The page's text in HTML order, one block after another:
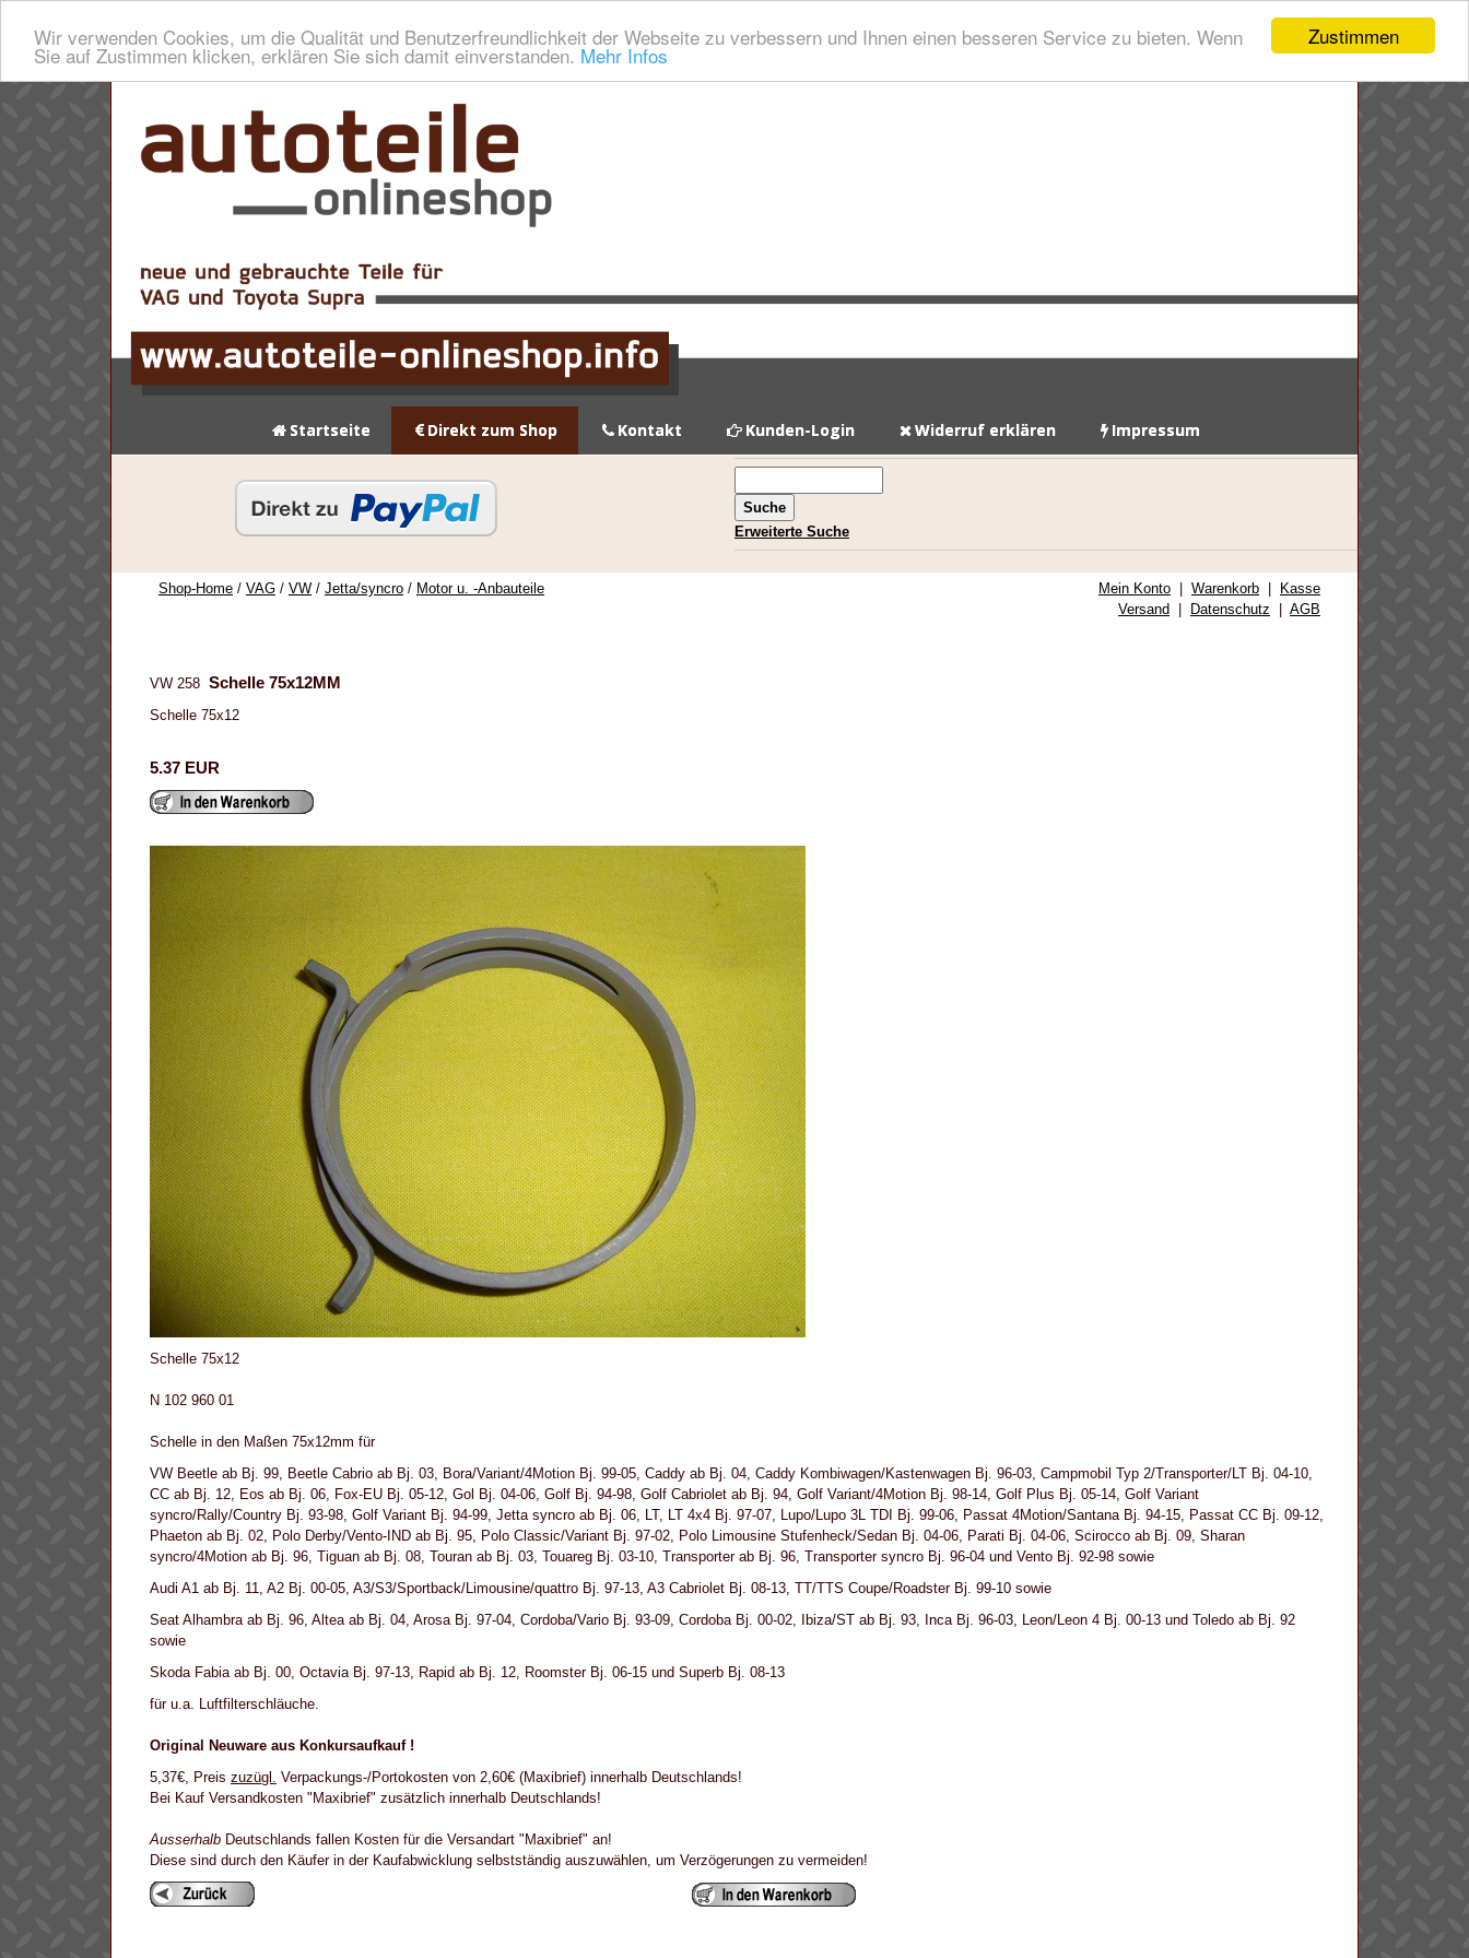
Zustimmen
Wir verwenden Cookies, um die Qualität und Benutzerfreundlichkeit der Webseite zu verbessern und Ihnen einen besseren Service zu bieten. Wenn
Sie auf Zustimmen klicken, erklären Sie sich damit einverstanden. Mehr Infos
Startseite Direkt zum Shop Kontakt Kunden-Login Widerruf erklären Impressum
Erweiterte Suche
Shop-Home / VAG / VW / Jetta/syncro / Motor u. -Anbauteile Mein Konto Warenkorb
Kasse
Versand
Datenschutz AGB
VW 258 Schelle 75x12MM
Schelle 75x12
5.37 EUR
Schelle 75x12
N 102 960 01
Schelle in den Maßen 75x12mm für
VW Beetle ab Bj. 99, Beetle Cabrio ab Bj. 03, Bora/Variant/4Motion Bj. 99-05, Caddy ab Bj. 04, Caddy Kombiwagen/Kastenwagen Bj. 96-03, Campmobil Typ 2/Transporter/LT Bj. 04-10,
CC ab Bj. 12, Eos ab Bj. 06, Fox-EU Bj. 05-12, Gol Bj. 04-06, Golf Bj. 94-98, Golf Cabriolet ab Bj. 94, Golf Variant/4Motion Bj. 98-14, Golf Plus Bj. 05-14, Golf Variant
syncro/Rally/Country Bj. 93-98, Golf Variant Bj. 94-99, Jetta syncro ab Bj. 06, LT, LT 4x4 Bj. 97-07, Lupo/Lupo 3L TDI Bj. 99-06, Passat 4Motion/Santana Bj. 94-15, Passat CC Bj. 09-12,
Phaeton ab Bj. 02, Polo Derby/Vento-IND ab Bj. 95, Polo Classic/Variant Bj. 97-02, Polo Limousine Stufenheck/Sedan Bj. 04-06, Parati Bj. 04-06, Scirocco ab Bj. 09, Sharan
syncro/4Motion ab Bj. 96, Tiguan ab Bj. 08, Touran ab Bj. 03, Touareg Bj. 03-10, Transporter ab Bj. 96, Transporter syncro Bj. 96-04 und Vento Bj. 92-98 sowie
Audi A1 ab Bj. 11, A2 Bj. 00-05, A3/S3/Sportback/Limousine/quattro Bj. 97-13, A3 Cabriolet Bj. 08-13, TT/TTS Coupe/Roadster Bj. 99-10 sowie
Seat Alhambra ab Bj. 96, Altea ab Bj. 04, Arosa Bj. 97-04, Cordoba/Vario Bj. 93-09, Cordoba Bj. 00-02, Ibiza/ST ab Bj. 93, Inca Bj. 96-03, Leon/Leon 4 Bj. 00-13 und Toledo ab Bj. 92
sowie
Skoda Fabia ab Bj. 00, Octavia Bj. 97-13, Rapid ab Bj. 12, Roomster Bj. 06-15 und Superb Bj. 08-13
für u.a. Luftfilterschläuche.
Original Neuware aus Konkursaufkauf !
5,37€, Preis zuzügl. Verpackungs-/Portokosten von 2,60€ (Maxibrief) innerhalb Deutschlands!
Bei Kauf Versandkosten "Maxibrief" zusätzlich innerhalb Deutschlands!
Ausserhalb Deutschlands fallen Kosten für die Versandart "Maxibrief" an!
Diese sind durch den Käufer in der Kaufabwicklung selbstständig auszuwählen, um Verzögerungen zu vermeiden!